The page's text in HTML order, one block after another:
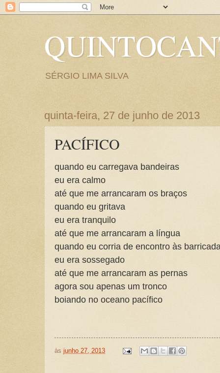
SÉRGIO LIMA SILVA
quinta-feira, 27 de junho de 2013
PACÍFICO
quando eu carregava bandeiras
eu era calmo
até que me arrancaram os braços
quando eu gritava
eu era tranquilo
até que me arrancaram a língua
quando eu corria de encontro às
eu era sossegado
até que me arrancaram as pernas
agora sou apenas um tronco
boiando no oceano pacífico
às junho 27, 2013